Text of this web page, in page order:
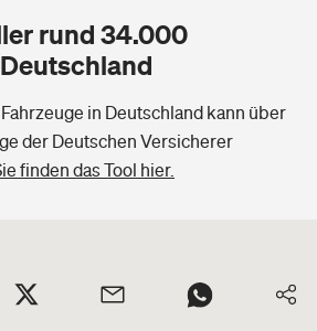
rund 34.000
in Deutschland kann über
der Deutschen Versicherer
finden das Tool hier.